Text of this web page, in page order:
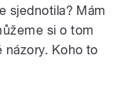
sjednotila? Mám
si o tom
názory. Koho to